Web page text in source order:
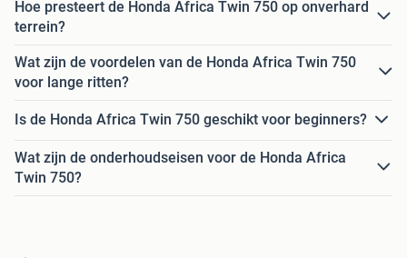
Hoe presteert de Honda Africa Twin 750 op onverhard
terrein?
Wat zijn de voordelen van de Honda Africa Twin 750
voor lange ritten?
Is de Honda Africa Twin 750 geschikt voor beginners?
Wat zijn de onderhoudseisen voor de Honda Africa
Twin 750?